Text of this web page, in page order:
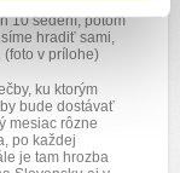
10 sedení, potom
hradiť sami,
v prílohe)
ku ktorým
bude dostávať
mesiac rôzne
po každej
je tam hrozba